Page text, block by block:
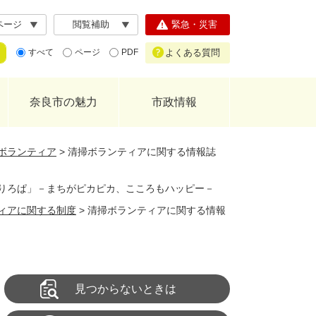
ージ 閲覧補助
すべて ページ PDF
緊急・災害
よくある質問
奈良市の魅力 市政情報
ランティア > 清掃ボランティアに関する情報誌
ろぱ」－まちがピカピカ、こころもハッピー－
アに関する制度 > 清掃ボランティアに関する情報
見つからないときは